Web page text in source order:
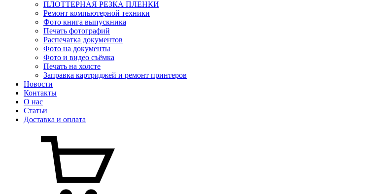
ПЛОТТЕРНАЯ РЕЗКА ПЛЕНКИ
Ремонт компьютерной техники
Фото книга выпускника
Печать фотографий
Распечатка документов
Фото на документы
Фото и видео съёмка
Печать на холсте
Заправка картриджей и ремонт принтеров
Новости
Контакты
О нас
Статьи
Доставка и оплата